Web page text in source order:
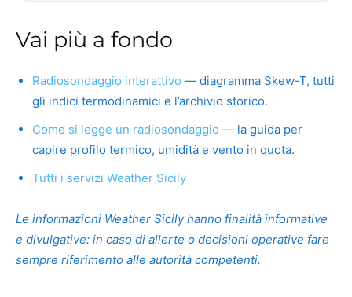
Vai più a fondo
Radiosondaggio interattivo — diagramma Skew-T, tutti
gli indici termodinamici e l’archivio storico.
Come si legge un radiosondaggio — la guida per
capire profilo termico, umidità e vento in quota.
Tutti i servizi Weather Sicily
Le informazioni Weather Sicily hanno finalità informative
e divulgative: in caso di allerte o decisioni operative fare
sempre riferimento alle autorità competenti.